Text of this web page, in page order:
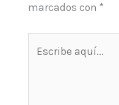
marcados con *